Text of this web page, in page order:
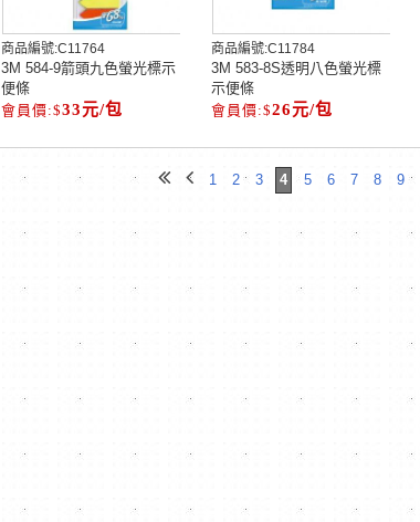
商品編號:C11764
3M 584-9箭頭九色螢光標示
便條
33元/包
商品編號:C11784
3M 583-8S透明八色螢光標
示便條
26元/包
1 2 3 4 5 6 7 8 9